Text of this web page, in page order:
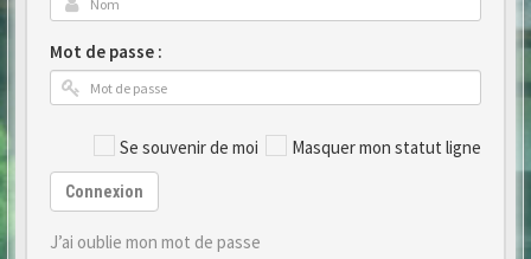
Mot de passe :
Se souvenir de moi Masquer mon statut ligne
Connexion
J’ai oublie mon mot de passe